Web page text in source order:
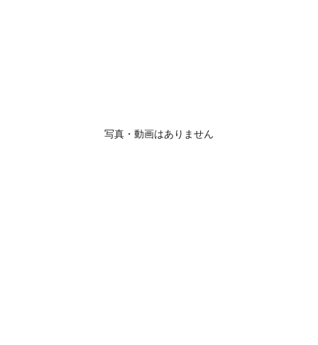
写真・動画はありません